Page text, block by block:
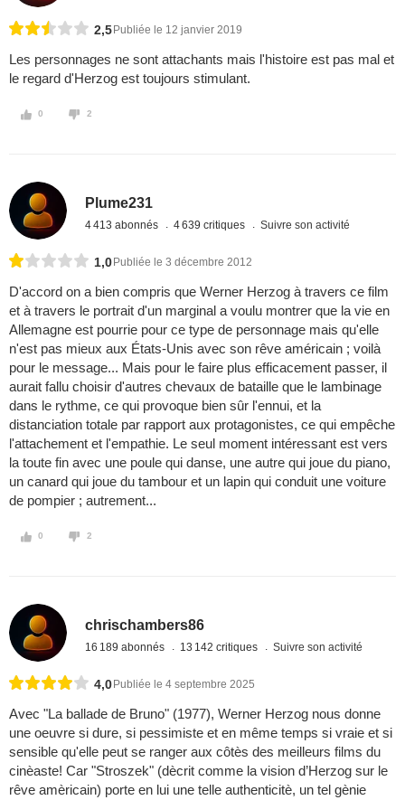
2,5 Publiée le 12 janvier 2019
Les personnages ne sont attachants mais l'histoire est pas mal et
le regard d'Herzog est toujours stimulant.
0 2
Plume231
4 413 abonnés 4 639 critiques Suivre son activité
1,0 Publiée le 3 décembre 2012
D'accord on a bien compris que Werner Herzog à travers ce film
et à travers le portrait d'un marginal a voulu montrer que la vie en
Allemagne est pourrie pour ce type de personnage mais qu'elle
n'est pas mieux aux États-Unis avec son rêve américain ; voilà
pour le message... Mais pour le faire plus efficacement passer, il
aurait fallu choisir d'autres chevaux de bataille que le lambinage
dans le rythme, ce qui provoque bien sûr l'ennui, et la
distanciation totale par rapport aux protagonistes, ce qui empêche
l'attachement et l'empathie. Le seul moment intéressant est vers
la toute fin avec une poule qui danse, une autre qui joue du piano,
un canard qui joue du tambour et un lapin qui conduit une voiture
de pompier ; autrement...
0 2
chrischambers86
16 189 abonnés 13 142 critiques Suivre son activité
4,0 Publiée le 4 septembre 2025
Avec "La ballade de Bruno" (1977), Werner Herzog nous donne
une oeuvre si dure, si pessimiste et en même temps si vraie et si
sensible qu'elle peut se ranger aux côtès des meilleurs films du
cinèaste! Car "Stroszek" (dècrit comme la vision d’Herzog sur le
rêve amèricain) porte en lui une telle authenticitè, un tel gènie